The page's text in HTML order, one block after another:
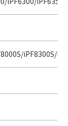
C.F.R.
1995),
2,
146-
語は、本
するも
iPF8300S/